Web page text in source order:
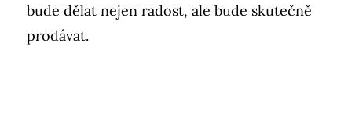
bude dělat nejen radost, ale bude skutečně
prodávat.